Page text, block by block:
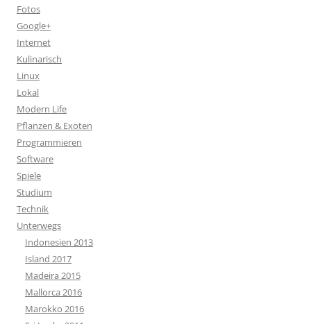
Fotos
Google+
Internet
Kulinarisch
Linux
Lokal
Modern Life
Pflanzen & Exoten
Programmieren
Software
Spiele
Studium
Technik
Unterwegs
Indonesien 2013
Island 2017
Madeira 2015
Mallorca 2016
Marokko 2016